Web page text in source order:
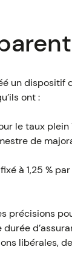
un
ont :
le taux plein
de
à 1,25 %
précisions
durée
libérales,